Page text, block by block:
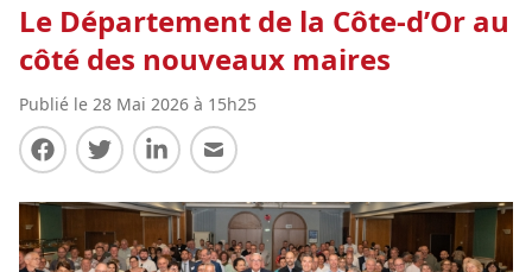
Le Département de la Côte-d’Or au
côté des nouveaux maires
Publié le 28 Mai 2026 à 15h25
Partager sur Facebook
Partager sur Twitter
Partager sur LinkedIn
Partager par E-mail